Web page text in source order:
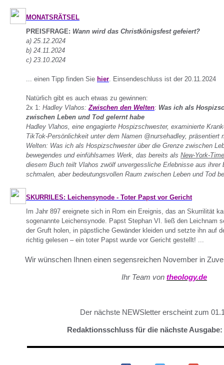
MONATSRÄTSEL
PREISFRAGE: Wann wird das Christkönigsfest gefeiert?
a) 25.12.2024
b) 24.11.2024
c) 23.10.2024
... einen Tipp finden Sie hier. Einsendeschluss ist der 20.11.2024
Natürlich gibt es auch etwas zu gewinnen:
2x 1: Hadley Vlahos:Zwischen den Welten: Was ich als
zwischen Leben und Tod gelernt habe
Hadley Vlahos, eine engagierte Hospizschwester, examinierte
TikTok-Persönlichkeit unter dem Namen @nursehadley, präsentiert
Welten: Was ich als Hospizschwester über die Grenze zwischen
bewegendes und einfühlsames Werk, das bereits als New-York-
diesem Buch teilt Vlahos zwölf unvergessliche Erlebnisse aus ihrer
schmalen, aber bedeutungsvollen Raum zwischen Leben und Tod
SKURRILES: Leichensynode - Toter Papst vor Gericht
Im Jahr 897 ereignete sich in Rom ein Ereignis, das an Skurrilität
sogenannte Leichensynode. Papst Stephan VI. ließ den Leichnam
der Gruft holen, in päpstliche Gewänder kleiden und setzte ihn auf
richtig gelesen – ein toter Papst wurde vor Gericht gestellt! ...
Wir wünschen Ihnen einen segensreichen November in
Ihr Team von theology.de
Der nächste NEWSletter erscheint zum
Redaktionsschluss für die nächste Ausgabe: